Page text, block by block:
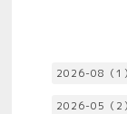
2026-08（1）
2026-05（2）